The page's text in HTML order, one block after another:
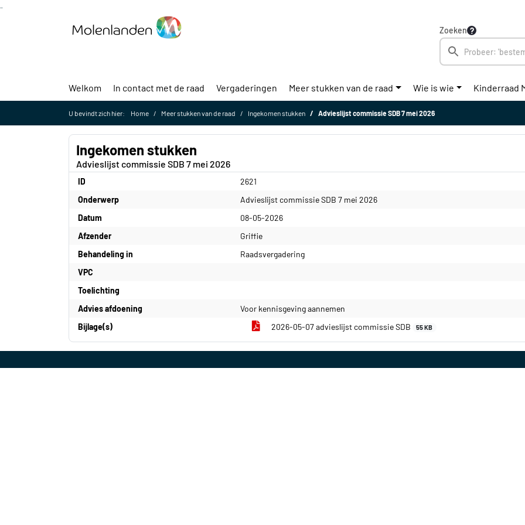
Zoeken
Welkom In contact met de raad Vergaderingen Meer stukken van de raad Wie is wie Kinderraad
U bevindt zich hier: Home Meer stukken van de raad Ingekomen stukken Advieslijst commissie SDB 7 mei 2026
Ingekomen stukken
Advieslijst commissie SDB 7 mei 2026
ID
2621
Onderwerp
Advieslijst commissie SDB 7 mei 2026
Datum
08-05-2026
Afzender
Griffie
Behandeling in
Raadsvergadering
VPC
Toelichting
Advies afdoening
Voor kennisgeving aannemen
Bijlage(s)
2026-05-07 advieslijst commissie SDB 55 KB